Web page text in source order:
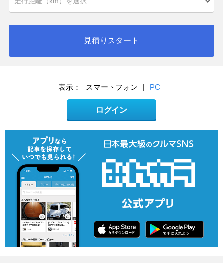
見積りスタート
表示： スマートフォン | PC
ログイン